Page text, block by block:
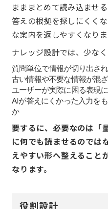
まままとめて読み込ませ
答えの根拠を探しにくく
な案内を返しやすくなりま
ナレッジ設計では、少な
質問単位で情報が切り出さ
古い情報や不要な情報が混
ユーザーが実際に困る表現
AIが答えにくかった入力を
か
要するに、必要なのは「
に何でも読ませるのでは
えやすい形へ整えること
なります。
役割設計